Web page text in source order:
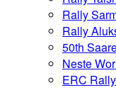
Rally
Rally
50th
Neste
ERC